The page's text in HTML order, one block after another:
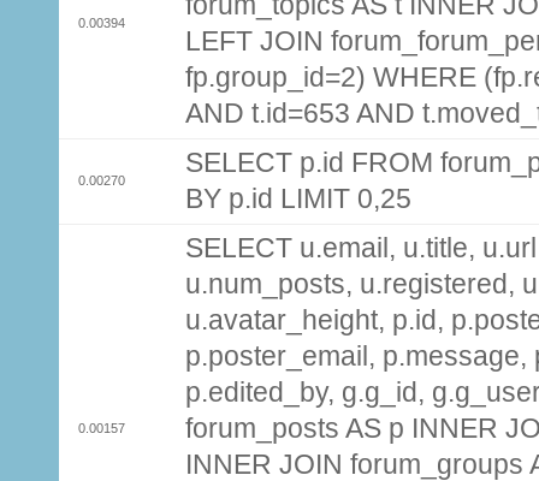
0.00394
LEFT JOIN
fp.group_id=2) WHERE
AND t.id=653 AND
0.00270
SELECT p.id FROM
BY p.id LIMIT 0,25
0.00157
SELECT u.email, u.title,
u.num_posts, u.registered,
u.avatar_height, p.id,
p.poster_email,
p.edited_by, g.g_id,
forum_posts AS p INNER
INNER JOIN forum_groups